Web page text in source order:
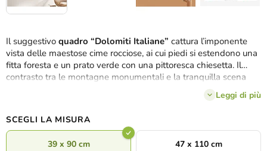
Il suggestivo quadro “Dolomiti Italiane” cattura l’imponente
vista delle maestose cime rocciose, ai cui piedi si estendono una
fitta foresta e un prato verde con una pittoresca chiesetta. Il
contrasto tra le montagne monumentali e la tranquilla scena
rurale crea una composizione armoniosa ed equilibrata. Grazie
colori naturali del
ideale per il soggiorno, lo studio o ambienti in stile naturale,
dove crea un’atmosfera di pace e autentica serenità alpina.
Leggi di più
SCEGLI LA MISURA
39 x 90 cm 47 x 110 cm